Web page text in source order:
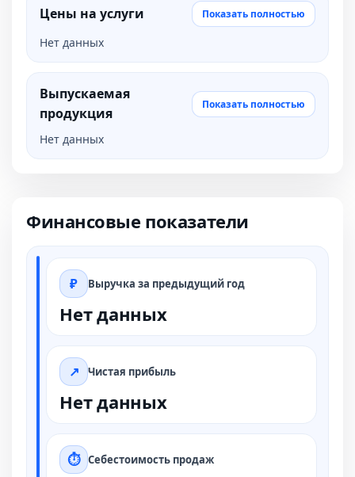
Цены на услуги Показать полностью
Нет данных
Выпускаемая
продукция
Показать полностью
Нет данных
Финансовые показатели
Выручка за предыдущий год
Нет данных
Чистая прибыль
Нет данных
Себестоимость продаж